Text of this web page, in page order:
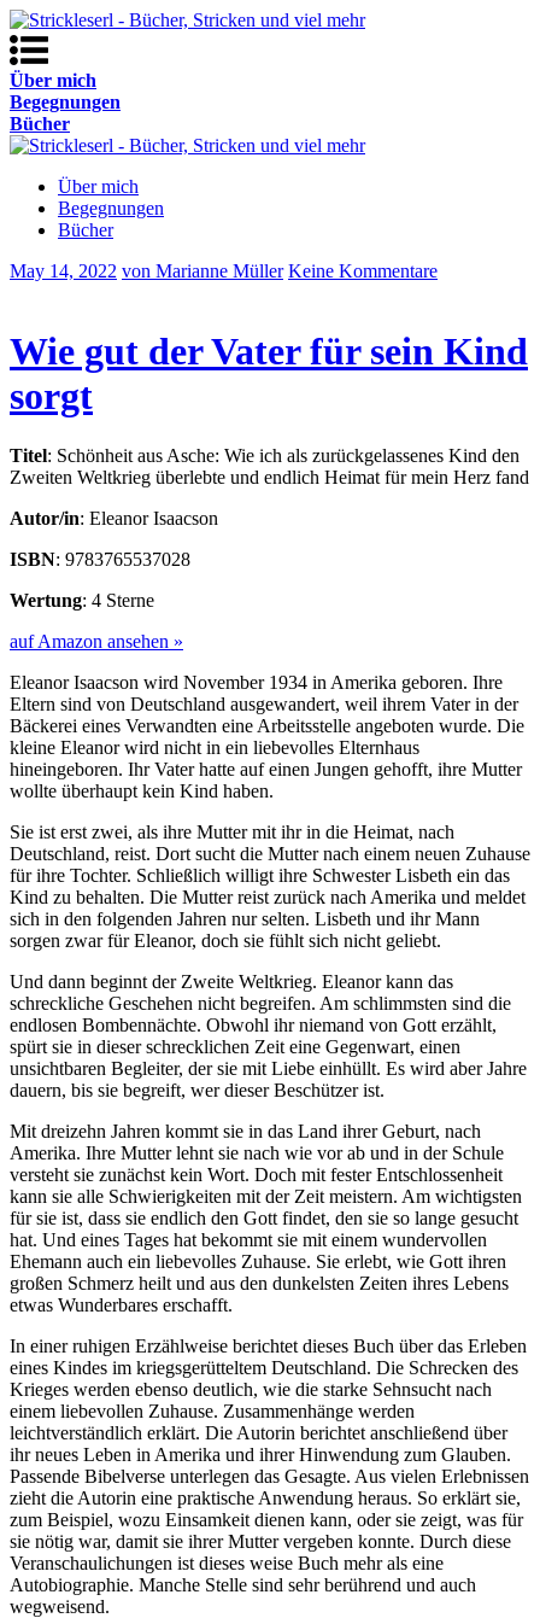
Über mich
Begegnungen
Bücher
Über mich
Begegnungen
Bücher
May 14, 2022 von Marianne Müller Keine Kommentare
Wie gut der Vater für sein Kind
sorgt
Titel: Schönheit aus Asche: Wie ich als zurückgelassenes Kind den
Zweiten Weltkrieg überlebte und endlich Heimat für mein Herz fand
Autor/in: Eleanor Isaacson
ISBN: 9783765537028
Wertung: 4 Sterne
auf Amazon ansehen »
Eleanor Isaacson wird November 1934 in Amerika geboren. Ihre
Eltern sind von Deutschland ausgewandert, weil ihrem Vater in der
Bäckerei eines Verwandten eine Arbeitsstelle angeboten wurde. Die
kleine Eleanor wird nicht in ein liebevolles Elternhaus
hineingeboren. Ihr Vater hatte auf einen Jungen gehofft, ihre Mutter
wollte überhaupt kein Kind haben.
Sie ist erst zwei, als ihre Mutter mit ihr in die Heimat, nach
Deutschland, reist. Dort sucht die Mutter nach einem neuen Zuhause
für ihre Tochter. Schließlich willigt ihre Schwester Lisbeth ein das
Kind zu behalten. Die Mutter reist zurück nach Amerika und meldet
sich in den folgenden Jahren nur selten. Lisbeth und ihr Mann
sorgen zwar für Eleanor, doch sie fühlt sich nicht geliebt.
Und dann beginnt der Zweite Weltkrieg. Eleanor kann das
schreckliche Geschehen nicht begreifen. Am schlimmsten sind die
endlosen Bombennächte. Obwohl ihr niemand von Gott erzählt,
spürt sie in dieser schrecklichen Zeit eine Gegenwart, einen
unsichtbaren Begleiter, der sie mit Liebe einhüllt. Es wird aber Jahre
dauern, bis sie begreift, wer dieser Beschützer ist.
Mit dreizehn Jahren kommt sie in das Land ihrer Geburt, nach
Amerika. Ihre Mutter lehnt sie nach wie vor ab und in der Schule
versteht sie zunächst kein Wort. Doch mit fester Entschlossenheit
kann sie alle Schwierigkeiten mit der Zeit meistern. Am wichtigsten
für sie ist, dass sie endlich den Gott findet, den sie so lange gesucht
hat. Und eines Tages hat bekommt sie mit einem wundervollen
Ehemann auch ein liebevolles Zuhause. Sie erlebt, wie Gott ihren
großen Schmerz heilt und aus den dunkelsten Zeiten ihres Lebens
etwas Wunderbares erschafft.
In einer ruhigen Erzählweise berichtet dieses Buch über das Erleben
eines Kindes im kriegsgerütteltem Deutschland. Die Schrecken des
Krieges werden ebenso deutlich, wie die starke Sehnsucht nach
einem liebevollen Zuhause. Zusammenhänge werden
leichtverständlich erklärt. Die Autorin berichtet anschließend über
ihr neues Leben in Amerika und ihrer Hinwendung zum Glauben.
Passende Bibelverse unterlegen das Gesagte. Aus vielen Erlebnissen
zieht die Autorin eine praktische Anwendung heraus. So erklärt sie,
zum Beispiel, wozu Einsamkeit dienen kann, oder sie zeigt, was für
sie nötig war, damit sie ihrer Mutter vergeben konnte. Durch diese
Veranschaulichungen ist dieses weise Buch mehr als eine
Autobiographie. Manche Stelle sind sehr berührend und auch
wegweisend.